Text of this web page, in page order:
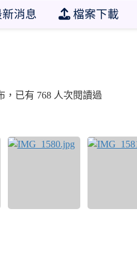
新消息 檔案下載
生態學校專用網頁
，已有 768 人次閱讀過